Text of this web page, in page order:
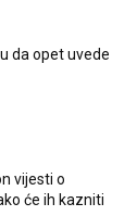
da opet uvede
vijesti o
će ih kazniti